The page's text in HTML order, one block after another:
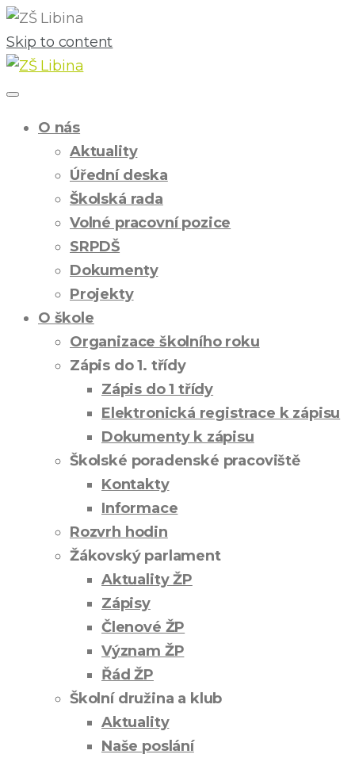
Skip to content
O nás
Aktuality
Úřední deska
Školská rada
Volné pracovní pozice
SRPDŠ
Dokumenty
Projekty
O škole
Organizace školního roku
Zápis do 1. třídy
Zápis do 1 třídy
Elektronická registrace k zápisu
Dokumenty k zápisu
Školské poradenské pracoviště
Kontakty
Informace
Rozvrh hodin
Žákovský parlament
Aktuality ŽP
Zápisy
Členové ŽP
Význam ŽP
Řád ŽP
Školní družina a klub
Aktuality
Naše poslání